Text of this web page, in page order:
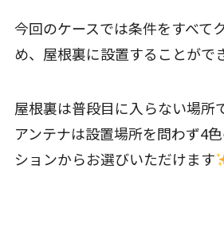
今回のケースでは条件をすべて
め、屋根裏に設置することがで
屋根裏は普段目に入らない場所
アンテナは設置場所を問わず4
ションからお選びいただけます